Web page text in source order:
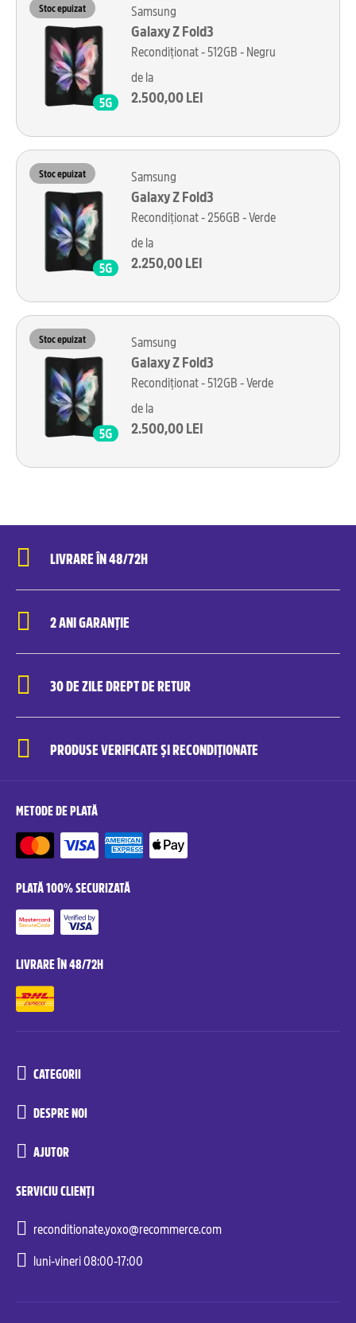
Stoc epuizat Samsung
Galaxy Z Fold3
Recondiționat - 512GB - Negru
de la
2.500,00 LEI
Stoc epuizat Samsung
Galaxy Z Fold3
Recondiționat - 256GB - Verde
de la
2.250,00 LEI
Stoc epuizat Samsung
Galaxy Z Fold3
Recondiționat - 512GB - Verde
de la
2.500,00 LEI
LIVRARE ÎN 48/72H
2 ANI GARANȚIE
30 DE ZILE DREPT DE RETUR
PRODUSE VERIFICATE ȘI RECONDIȚIONATE
METODE DE PLATĂ
PLATĂ 100% SECURIZATĂ
LIVRARE ÎN 48/72H
CATEGORII
DESPRE NOI
AJUTOR
SERVICIU CLIENȚI
reconditionate.yoxo@recommerce.com
luni-vineri 08:00-17:00